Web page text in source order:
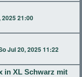
2025 21:00
Jul 20, 2025 11:22
in XL Schwarz mit